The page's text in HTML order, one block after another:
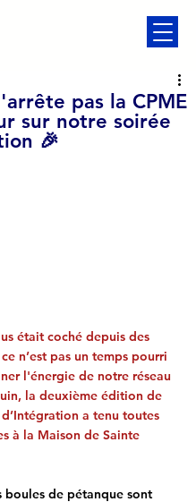
pas la CPME
sur notre soirée
🎉
était coché depuis des
n’est pas un temps pourri
l'énergie de notre réseau
la deuxième édition de
a tenu toutes
à la Maison de Sainte
boules de pétanque sont